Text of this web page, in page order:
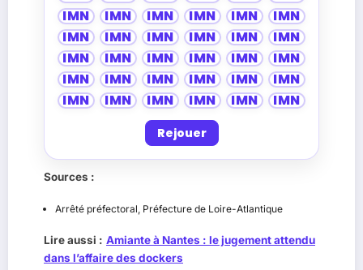
IMN
IMN IMN IMN IMN
IMN
IMN
IMN IMN IMN IMN
IMN
IMN
IMN IMN IMN IMN
IMN
IMN
IMN IMN IMN IMN
IMN
IMN
IMN IMN IMN IMN IMN
Rejouer
Sources :
Arrêté préfectoral, Préfecture de Loire-Atlantique
Lire aussi : Amiante à Nantes : le jugement attendu
dans l’affaire des dockers